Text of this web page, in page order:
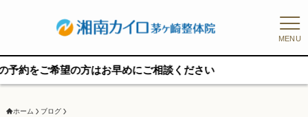
MENU
の方はお早めにご相談ください
ホーム ブログ